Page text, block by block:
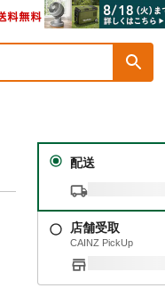
配送
店舗受取
CAINZ PickUp